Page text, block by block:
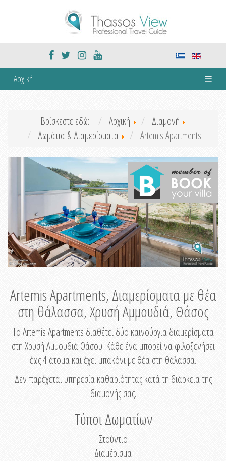
Αρχική ☰
Βρίσκεστε εδώ: Αρχική
Διαμονή
Δωμάτια & Διαμερίσματα
Artemis Apartments
Artemis Apartments, Διαμερίσματα με θέα
στη θάλασσα, Χρυσή Αμμουδιά, Θάσος
Το Artemis Apartments διαθέτει δύο καινούργια διαμερίσματα
στη Χρυσή Αμμουδιά Θάσου. Κάθε ένα μπορεί να φιλοξενήσει
έως 4 άτομα και έχει μπακόνι με θέα στη θάλασσα.
Δεν παρέχεται υπηρεσία καθαριότητας κατά τη διάρκεια της
διαμονής σας.
Τύποι Δωματίων
Στούντιο
Διαμέρισμα